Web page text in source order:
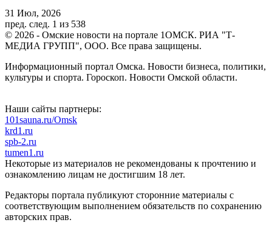
31 Июл, 2026
пред. след. 1 из 538
© 2026 - Омские новости на портале 1ОМСК. РИА "Т-
МЕДИА ГРУПП", ООО. Все права защищены.
Информационный портал Омска. Новости бизнеса, политики,
культуры и спорта. Гороскоп. Новости Омской области.
Наши сайты партнеры:
101sauna.ru/Omsk
krd1.ru
spb-2.ru
tumen1.ru
Некоторые из материалов не рекомендованы к прочтению и
ознакомлению лицам не достигшим 18 лет.
Редакторы портала публикуют сторонние материалы с
соответствующим выполнением обязательств по сохранению
авторских прав.